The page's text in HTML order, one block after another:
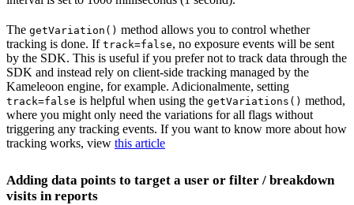
The getVariation() method allows you to control whether
tracking is done. If track=false, no exposure events will be sent
by the SDK. This is useful if you prefer not to track data through the
SDK and instead rely on client-side tracking managed by the
Kameleoon engine, for example. Adicionalmente, setting
track=false is helpful when using the getVariations() method,
where you might only need the variations for all flags without
triggering any tracking events. If you want to know more about how
tracking works, view this article
Adding data points to target a user or filter / breakdown
visits in reports